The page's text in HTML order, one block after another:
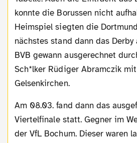
konnte die Borussen nicht
Heimspiel siegten die
nächstes stand dann das Derby
BVB gewann ausgerechnet
Sch*lker Rüdiger Abramczik
Gelsenkirchen.
Am 08.03. fand dann das ausgefallene DFB-Pokal-
Viertelfinale statt. Gegner im
der VfL Bochum. Dieser waren